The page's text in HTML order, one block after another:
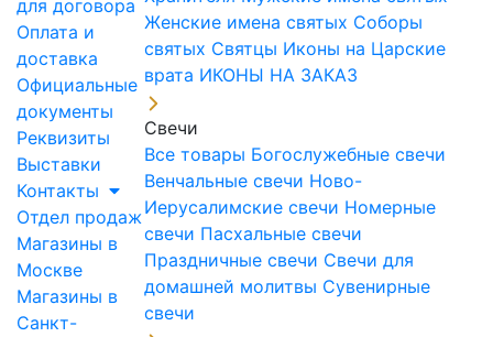
для договора
Оплата и
доставка
Официальные
документы
Реквизиты
Выставки
Контакты
Отдел продаж
Магазины в
Москве
Магазины в
Санкт-
Женские имена святых Соборы
святых Святцы Иконы на Царские
врата ИКОНЫ НА ЗАКАЗ
Свечи
Все товары Богослужебные свечи
Венчальные свечи Ново-
Иерусалимские свечи Номерные
свечи Пасхальные свечи
Праздничные свечи Свечи для
домашней молитвы Сувенирные
свечи